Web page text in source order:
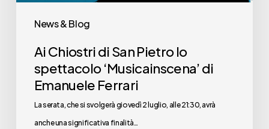
News & Blog
Ferrari
Ai Chiostri di San Pietro lo
spettacolo ‘Musicainscena’ di
Emanuele Ferrari
La serata, che si svolgerà giovedì 2 luglio, alle 21:30, avrà
anche una significativa finalità…